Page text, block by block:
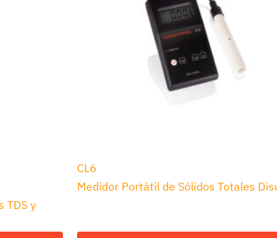
TDS y
CL6
Medidor Portátil de Sólidos Totales